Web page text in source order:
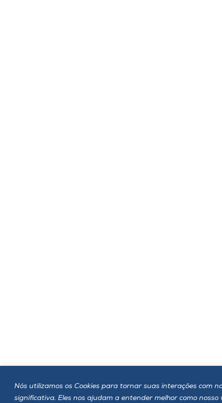
Nós utilizamos os Cookies para tornar suas interações com
significativa. Eles nos ajudam a entender melhor como nosso